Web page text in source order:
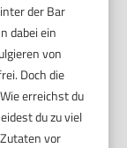
der Bar
dabei ein
von
Doch die
erreichst du
du zu viel
vor